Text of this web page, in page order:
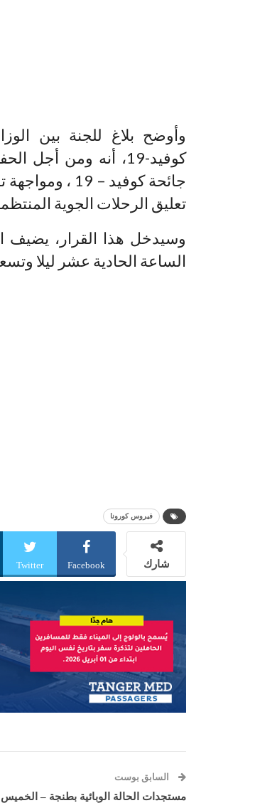
وأوضح بلاغ للجنة بين
كوفيد-19، أنه ومن
جائحة كوفيد
تعليق الرحلات الجوية
الساعة الحادية عشر ليلا
فيروس كورونا
شارك Facebook
Twitter
السابق بوست
مستجدات الحالة الوبائية بطنجة – الخميس 25 نونبر